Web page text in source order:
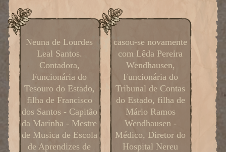
Neuna de Lourdes
Leal Santos.
Contadora,
Funcionária do
Tesouro do Estado,
filha de Francisco
dos Santos - Capitão
da Marinha - Mestre
de Musica de Escola
de Aprendizes de
casou-se novamente
com Lêda Pereira
Wendhausen,
Funcionária do
Tribunal de Contas
do Estado, filha de
Mário Ramos
Wendhausen -
Médico, Diretor do
Hospital Nereu